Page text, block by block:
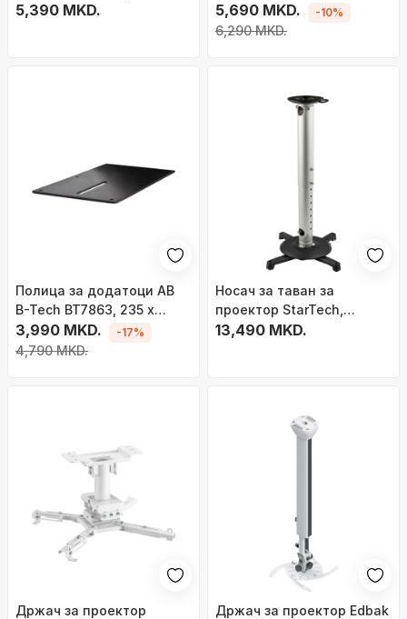
алуминиум, 25 x 35 cm,
5,390 MKD.
ротација, Носивост 20 kg,
Црна
5,690 MKD.
6,290 MKD.
-10%
Полица за додатоци АВ
B-Tech BT7863, 235 x
120mm, челик, црна
3,990 MKD.
4,790 MKD.
-17%
Носач за таван за
проектор StarTech,
универзален, со
13,490 MKD.
Држач за проектор
Држач за проектор Edbak